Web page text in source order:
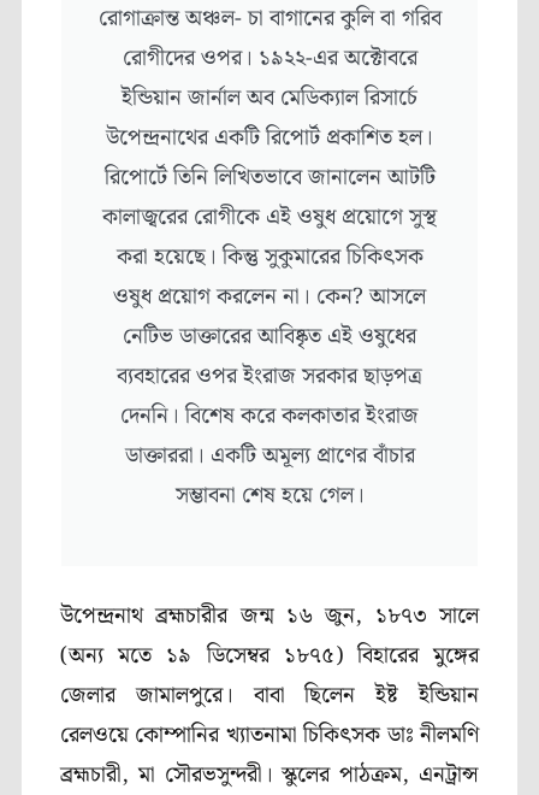
রোগাক্রান্ত অঞ্চল- চা বাগানের কুলি বা গরিব
রোগীদের ওপর। ১৯২২-এর অক্টোবরে
ইন্ডিয়ান জার্নাল অব মেডিক্যাল রিসার্চে
উপেন্দ্রনাথের একটি রিপোর্ট প্রকাশিত হল।
রিপোর্টে তিনি লিখিতভাবে জানালেন আটটি
কালাজ্বরের রোগীকে এই ওষুধ প্রয়োগে সুস্থ
করা হয়েছে। কিন্তু সুকুমারের চিকিৎসক
ওষুধ প্রয়োগ করলেন না। কেন? আসলে
নেটিভ ডাক্তারের আবিষ্কৃত এই ওষুধের
ব্যবহারের ওপর ইংরাজ সরকার ছাড়পত্র
দেননি। বিশেষ করে কলকাতার ইংরাজ
ডাক্তাররা। একটি অমূল্য প্রাণের বাঁচার
সম্ভাবনা শেষ হয়ে গেল।
উপেন্দ্রনাথ ব্রহ্মচারীর জন্ম ১৬ জুন, ১৮৭৩ সালে
(অন্য মতে ১৯ ডিসেম্বর ১৮৭৫) বিহারের মুঙ্গের
জেলার জামালপুরে। বাবা ছিলেন ইষ্ট ইন্ডিয়ান
রেলওয়ে কোম্পানির খ্যাতনামা চিকিৎসক ডাঃ নীলমণি
ব্রহ্মচারী, মা সৌরভসুন্দরী। স্কুলের পাঠক্রম, এনট্রান্স